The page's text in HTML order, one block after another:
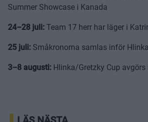
Summer Showcase i Kanada
24–28 juli: Team 17 herr har läger i
25 juli: Småkronorna samlas inför
3–8 augusti: Hlinka/Gretzky Cup avgörs